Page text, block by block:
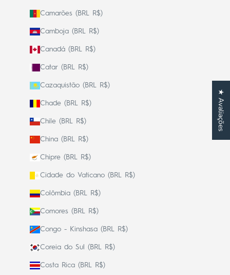
Camarões (BRL R$)
Camboja (BRL R$)
Canadá (BRL R$)
Catar (BRL R$)
Cazaquistão (BRL R$)
Chade (BRL R$)
Chile (BRL R$)
China (BRL R$)
Chipre (BRL R$)
Cidade do Vaticano (BRL R$)
Colômbia (BRL R$)
Comores (BRL R$)
Congo - Kinshasa (BRL R$)
Coreia do Sul (BRL R$)
Costa Rica (BRL R$)
★ Avaliações